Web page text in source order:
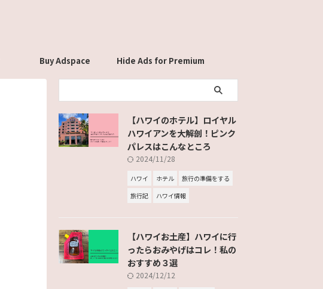
Buy Adspace Hide Ads for Premium
【ハワイのホテル】ロイヤル
ハワイアンを大解剖！ピンク
パレスはこんなところ
2024/11/28
ハワイ ホテル
旅行の準備をする
旅行記
ハワイ情報
【ハワイお土産】ハワイに行
ったらおみやげはコレ！私の
おすすめ３選
2024/12/12